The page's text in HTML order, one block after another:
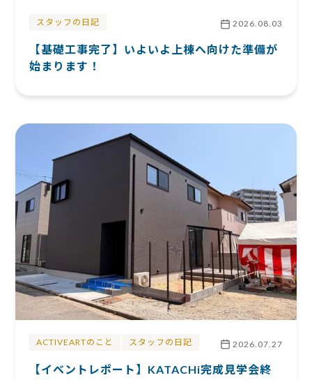
スタッフの日記 2026.08.03
【基礎工事完了】いよいよ上棟へ向けた準備が
始まります！
ACTIVEARTのこと スタッフの日記 2026.07.27
【イベントレポート】KATACHi完成見学会終